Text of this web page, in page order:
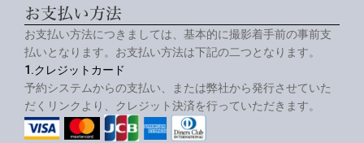
お支払い方法
お支払い方法につきましては、基本的に撮影着手前の事前支
払いとなります。お支払い方法は下記の二つとなります。
1.クレジットカード
予約システムからの支払い、または弊社から発行させていた
だくリンクより、クレジット決済を行っていただきます。